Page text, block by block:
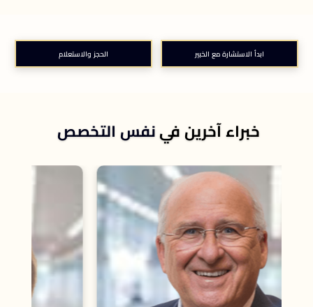
ابدأ الاستشارة مع الخبير الحجز والاستعلام
خبراء آخرين في نفس التخصص